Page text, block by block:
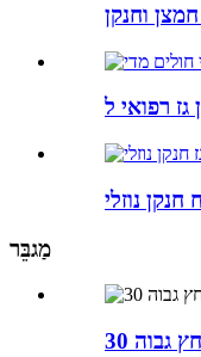
מַגבֵּר